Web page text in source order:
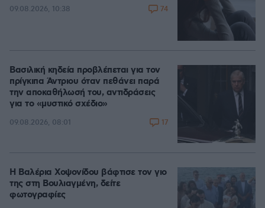
09.08.2026, 10:38 74
Βασιλική κηδεία προβλέπεται για τον
πρίγκιπα Άντριου όταν πεθάνει παρά
την αποκαθήλωσή του, αντιδράσεις
για το «μυστικό σχέδιο»
09.08.2026, 08:01 17
Η Βαλέρια Χοψονίδου βάφτισε τον γιο
της στη Βουλιαγμένη, δείτε
φωτογραφίες